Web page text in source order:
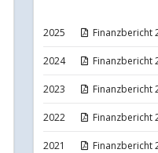
2025 Finanzbericht
2024 Finanzbericht
2023 Finanzbericht
2022 Finanzbericht
2021 Finanzbericht